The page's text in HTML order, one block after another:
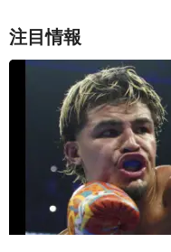
注目情報
WBA、WBO世界スーパー・ウ
ー級タイトルマッチ ザンダー・
対ジャロン・エニス